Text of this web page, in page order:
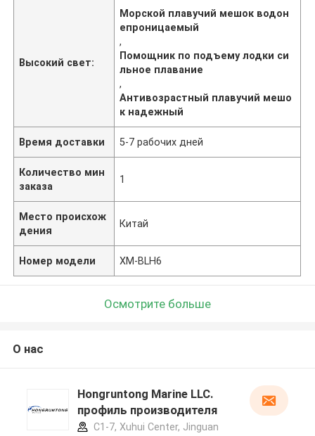
Высокий свет:
Морской плавучий мешок водон
епроницаемый
,
Помощник по подъему лодки си
льное плавание
,
Антивозрастный плавучий мешо
к надежный
Время доставки 5-7 рабочих дней
Количество мин
заказа
1
Место происхож
дения
Китай
Номер модели ХМ-BLH6
Осмотрите больше
О нас
Hongruntong Marine LLC.
профиль производителя
C1-7, Xuhui Center, Jinguan